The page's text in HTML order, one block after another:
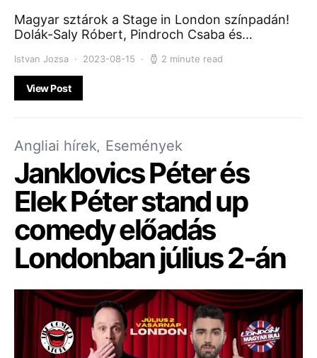
Magyar sztárok a Stage in London színpadán!
Dolák-Saly Róbert, Pindroch Csaba és…
Istvan Jozsa 2023-08-15 2 minute read
View Post
Angliai hírek Események
Janklovics Péter és
Elek Péter stand up
comedy előadás
Londonban július 2-án